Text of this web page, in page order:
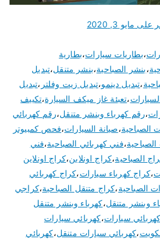
على مايو 3, 2020
،بطاريات سيارات،بطارية
،بنشر الصباحية،بنشر متنقل،تبديل
،تبديل دينمو،تبديل زيت وفلتر ،تبديل
،تعبئة غاز ميكف السيارة،تكييف
،رقم كهرباء وبنشر متنقل،رقم كهربائي
الصباحية،صيانة السيارات،فحص كمبيوتر
،فني كهربائي الصباحية،فني
الصباحية،كراج اونلاين،كراج اونلاين
،كراج كهرباء سيارات،كراج كهربائي
الصباحية،كراج متنقل الصباحية،كراجي
وبنشر متنقل،كهرباء وبنشر متنقل
كهربائي سيارات،كهربائي سيارات
،كهربائي سيارات متنقل،كهربائي